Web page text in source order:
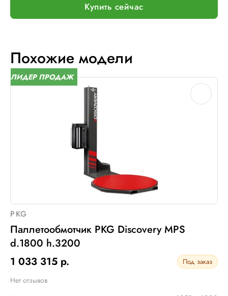
Купить сейчас
Похожие модели
ЛИДЕР ПРОДАЖ
PKG
Паллетообмотчик PKG Discovery MPS
d.1800 h.3200
1 033 315 р.
Под заказ
Нет отзывов